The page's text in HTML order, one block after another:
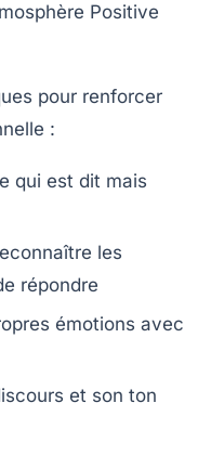
Positive
pour renforcer
:
qui est dit mais
les
répondre
émotions avec
et son ton